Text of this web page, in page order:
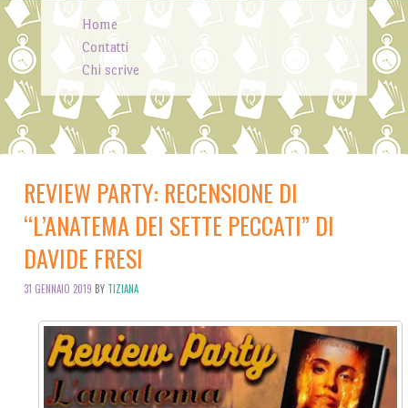
Skip to content
Home
Contatti
Chi scrive
REVIEW PARTY: RECENSIONE DI
“L’ANATEMA DEI SETTE PECCATI” DI
DAVIDE FRESI
31 GENNAIO 2019 BY TIZIANA